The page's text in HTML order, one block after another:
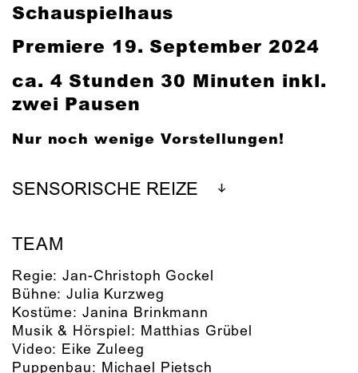
Schauspielhaus
Premiere 19. September 2024
ca. 4 Stunden 30 Minuten inkl.
zwei Pausen
Nur noch wenige Vorstellungen!
SENSORISCHE REIZE
TEAM
Regie:Jan-Christoph Gockel
Bühne:Julia Kurzweg
Kostüme: Janina Brinkmann
Musik & Hörspiel: Matthias Grübel
Video: Eike Zuleeg
Puppenbau: Michael Pietsch